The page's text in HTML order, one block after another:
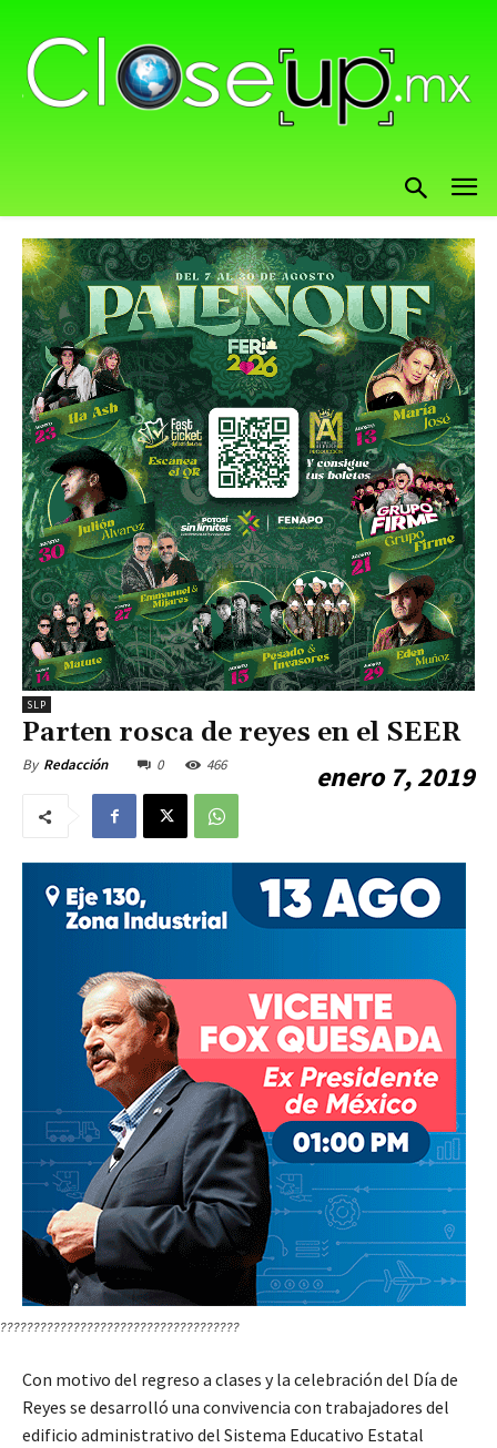
SLP
Parten rosca de reyes en el SEER
By Redacción enero 7, 2019
0 466
????????????????????????????????????
Con motivo del regreso a clases y la celebración del Día de
Reyes se desarrolló una convivencia con trabajadores del
edificio administrativo del Sistema Educativo Estatal